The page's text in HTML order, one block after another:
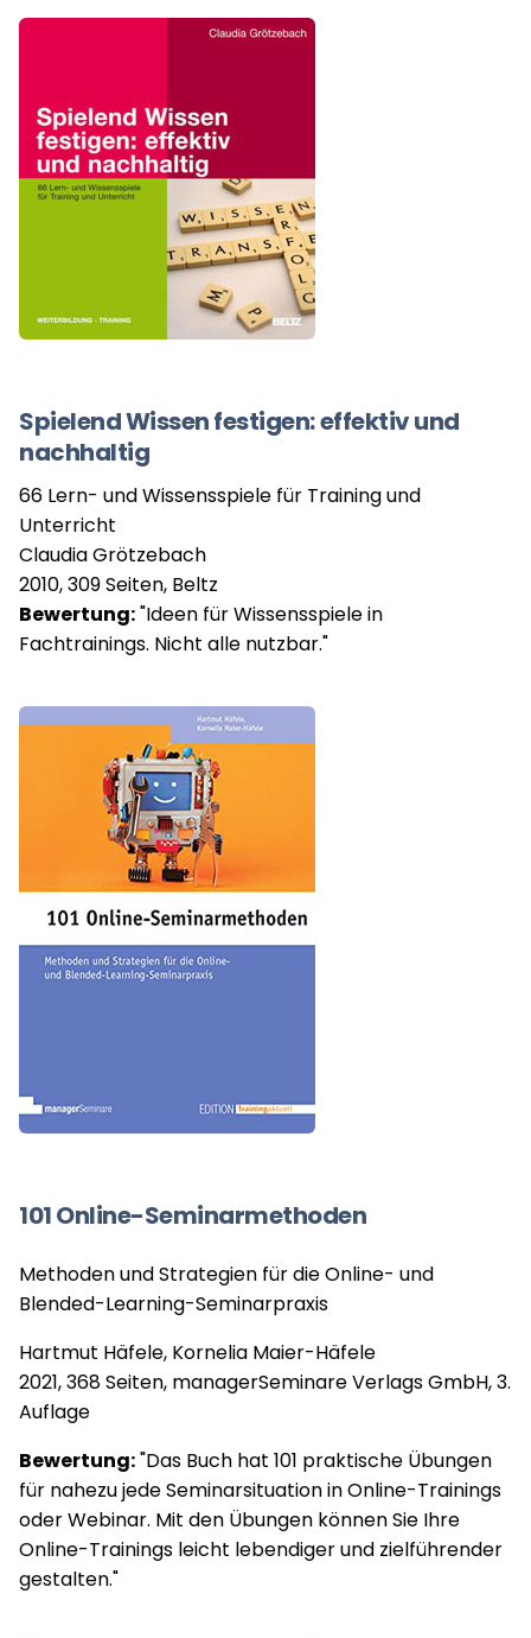
Spielend Wissen festigen: effektiv und
nachhaltig
66 Lern- und Wissensspiele für Training und
Unterricht
Claudia Grötzebach
2010, 309 Seiten, Beltz
Bewertung:"Ideen für Wissensspiele in
Fachtrainings. Nicht alle nutzbar."
101 Online-Seminarmethoden
Methoden und Strategien für die Online- und
Blended-Learning-Seminarpraxis
Hartmut Häfele, Kornelia Maier-Häfele
2021, 368 Seiten, managerSeminare Verlags GmbH, 3.
Auflage
Bewertung:"Das Buch hat 101 praktische Übungen
für nahezu jede Seminarsituation in Online-Trainings
oder Webinar. Mit den Übungen können Sie Ihre
Online-Trainings leicht lebendiger und zielführender
gestalten."